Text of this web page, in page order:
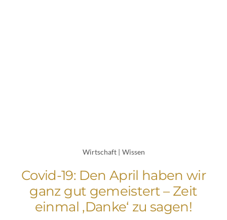
Wirtschaft | Wissen
Covid-19: Den April haben wir
ganz gut gemeistert – Zeit
einmal ‚Danke‘ zu sagen!